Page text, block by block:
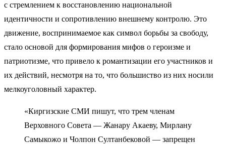
с стремлением к восстановлению национальной
идентичности и сопротивлению внешнему контролю. Это
движение, воспринимаемое как символ борьбы за свободу,
стало основой для формирования мифов о героизме и
патриотизме, что привело к романтизации его участников и
их действий, несмотря на то, что большиство из них носили
мелкоуголовный характер.
«Киргизские СМИ пишут, что трем членам
Верховного Совета — Жанару Акаеву, Мирлану
Самыкожо и Чолпон Султанбековой — запрещен